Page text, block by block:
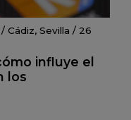
/ Cádiz, Sevilla / 26
influye el
los